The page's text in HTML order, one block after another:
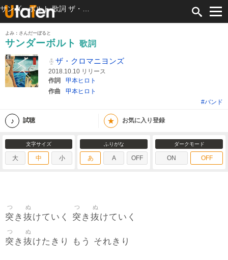
よみ：さんだーぼると
サンダーボルト 歌詞
ザ・クロマニヨンズ
2018.10.10 リリース
作詞
甲本ヒロト
作曲
甲本ヒロト
#バンド
試聴 ★ お気に入り登録
文字サイズ
大 中 小
ふりがな
あ A OFF
ダークモード
ON OFF
突
つ
き 抜
ぬ
けていく 突
つ
き 抜
ぬ
けていく
突
つ
き 抜
ぬ
けたきり もう それきり